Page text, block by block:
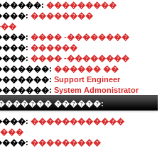
���������
��������
���� -��������
������
���� -��������
������ ��
Support Engineer
System Admonistrator
������:
������������
���������